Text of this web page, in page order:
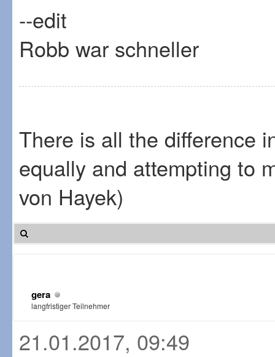
--edit
Robb war schneller
There is all the difference
equally and attempting to
von Hayek)
gera
langfristiger Teilnehmer
21.01.2017, 09:49